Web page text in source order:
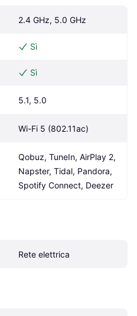
2.4 GHz, 5.0 GHz
Sì
Sì
5.1, 5.0
Wi-Fi 5 (802.11ac)
Qobuz, TuneIn, AirPlay 2,
Napster, Tidal, Pandora,
Spotify Connect, Deezer
Rete elettrica